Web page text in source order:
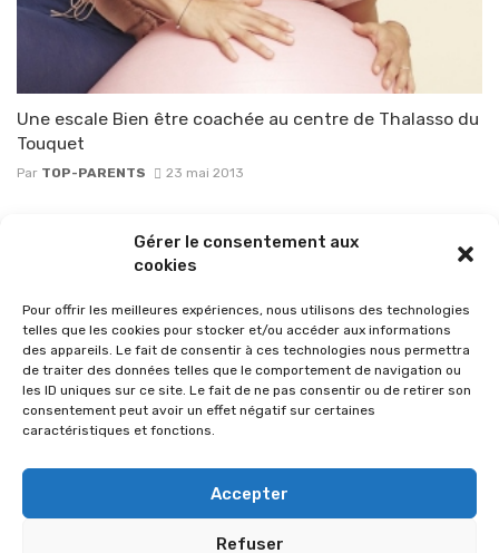
Gérer le consentement aux
cookies
Pour offrir les meilleures expériences, nous utilisons des technologies
telles que les cookies pour stocker et/ou accéder aux informations
des appareils. Le fait de consentir à ces technologies nous permettra
de traiter des données telles que le comportement de navigation ou
les ID uniques sur ce site. Le fait de ne pas consentir ou de retirer son
consentement peut avoir un effet négatif sur certaines
caractéristiques et fonctions.
Accepter
Refuser
Une escale Bien être coachée au centre de Thalasso du
Touquet
Par TOP-PARENTS 23 mai 2013
1 2 3